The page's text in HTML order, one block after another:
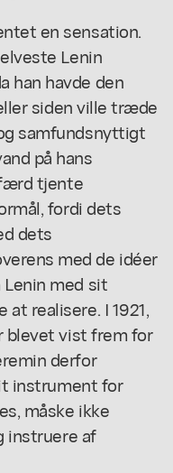
en sensation.
Lenin
han havde den
siden ville træde
samfundsnyttigt
på hans
tjente
fordi dets
dets
med de idéer
med sit
realisere. I 1921,
vist frem for
derfor
instrument for
måske ikke
instruere af